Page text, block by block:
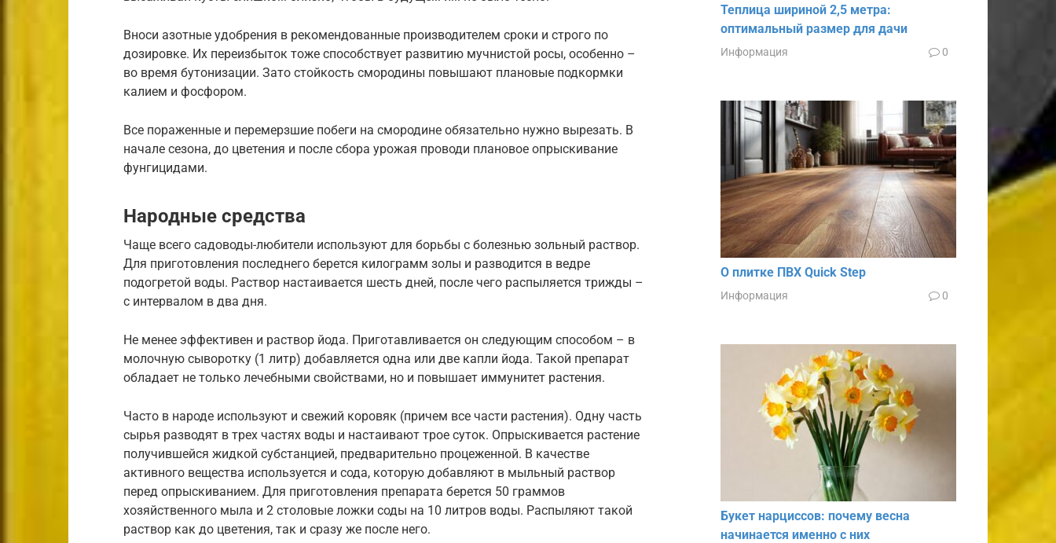
Вноси азотные удобрения в рекомендованные производителем сроки и строго по
дозировке. Их переизбыток тоже способствует развитию мучнистой росы, особенно –
во время бутонизации. Зато стойкость смородины повышают плановые подкормки
калием и фосфором.
Все пораженные и перемерзшие побеги на смородине обязательно нужно вырезать. В
начале сезона, до цветения и после сбора урожая проводи плановое опрыскивание
фунгицидами.
Народные средства
Чаще всего садоводы-любители используют для борьбы с болезнью зольный раствор.
Для приготовления последнего берется килограмм золы и разводится в ведре
подогретой воды. Раствор настаивается шесть дней, после чего распыляется трижды –
с интервалом в два дня.
Не менее эффективен и раствор йода. Приготавливается он следующим способом – в
молочную сыворотку (1 литр) добавляется одна или две капли йода. Такой препарат
обладает не только лечебными свойствами, но и повышает иммунитет растения.
Часто в народе используют и свежий коровяк (причем все части растения). Одну часть
сырья разводят в трех частях воды и настаивают трое суток. Опрыскивается растение
получившейся жидкой субстанцией, предварительно процеженной. В качестве
активного вещества используется и сода, которую добавляют в мыльный раствор
перед опрыскиванием. Для приготовления препарата берется 50 граммов
хозяйственного мыла и 2 столовые ложки соды на 10 литров воды. Распыляют такой
раствор как до цветения, так и сразу же после него.
Теплица шириной 2,5 метра:
оптимальный размер для дачи
Информация 0
О плитке ПВХ Quick Step
Информация 0
Букет нарциссов: почему весна
начинается именно с них